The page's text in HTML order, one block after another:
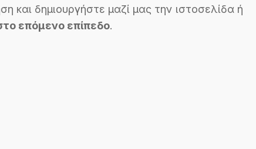
και δημιουργήστε μαζί μας την ιστοσελίδα ή
επόμενο επίπεδο.